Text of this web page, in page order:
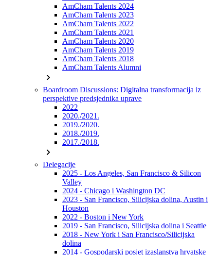
AmCham Talents 2024
AmCham Talents 2023
AmCham Talents 2022
AmCham Talents 2021
AmCham Talents 2020
AmCham Talents 2019
AmCham Talents 2018
AmCham Talents Alumni
chevron_right
Boardroom Discussions: Digitalna transformacija iz
perspektive predsjednika uprave
2022
2020./2021.
2019./2020.
2018./2019.
2017./2018.
chevron_right
Delegacije
2025 - Los Angeles, San Francisco & Silicon
Valley
2024 - Chicago i Washington DC
2023 - San Francisco, Silicijska dolina, Austin i
Houston
2022 - Boston i New York
2019 - San Francisco, Silicijska dolina i Seattle
2018 - New York i San Francisco/Silicijska
dolina
2014 - Gospodarski posjet izaslanstva hrvatske